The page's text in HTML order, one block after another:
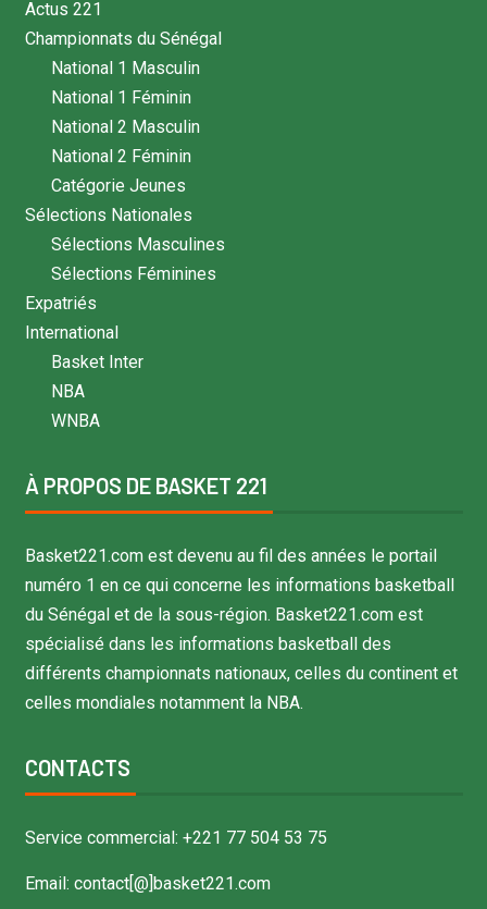
Actus 221
Championnats du Sénégal
National 1 Masculin
National 1 Féminin
National 2 Masculin
National 2 Féminin
Catégorie Jeunes
Sélections Nationales
Sélections Masculines
Sélections Féminines
Expatriés
International
Basket Inter
NBA
WNBA
À PROPOS DE BASKET 221
Basket221.com est devenu au fil des années le portail
numéro 1 en ce qui concerne les informations basketball
du Sénégal et de la sous-région. Basket221.com est
spécialisé dans les informations basketball des
différents championnats nationaux, celles du continent et
celles mondiales notamment la NBA.
CONTACTS
Service commercial: +221 77 504 53 75
Email: contact[@]basket221.com